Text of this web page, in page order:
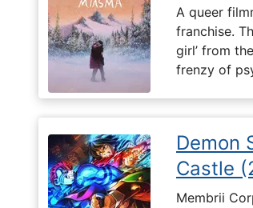
A queer
franchise.
girl’ from
frenzy of
Demon
Castle
Membrii